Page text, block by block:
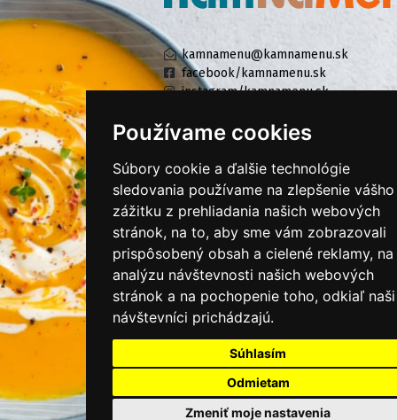
Používame cookies
Súbory cookie a ďalšie technológie
sledovania používame na zlepšenie vášho
zážitku z prehliadania našich webových
stránok, na to, aby sme vám zobrazovali
prispôsobený obsah a cielené reklamy, na
analýzu návštevnosti našich webových
stránok a na pochopenie toho, odkiaľ naši
návštevníci prichádzajú.
Súhlasím
Odmietam
Zmeniť moje nastavenia
kamnamenu@kamnamenu.sk
facebook/kamnamenu.sk
instagram/kamnamenu.sk
PRIHLÁSIŤ SA DO ZÁKAZNÍCKEJ ZÓNY
Všeobecné obchodné podmienky
Ochrana osobných údajov
Cookies
Moje KamNaMenu
Pridať reštauráciu
Cenník balíkov